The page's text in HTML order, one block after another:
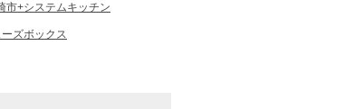
市+システムキッチン
ズボックス